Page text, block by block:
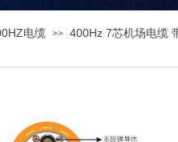
电缆 >> 400Hz 7芯机场电缆